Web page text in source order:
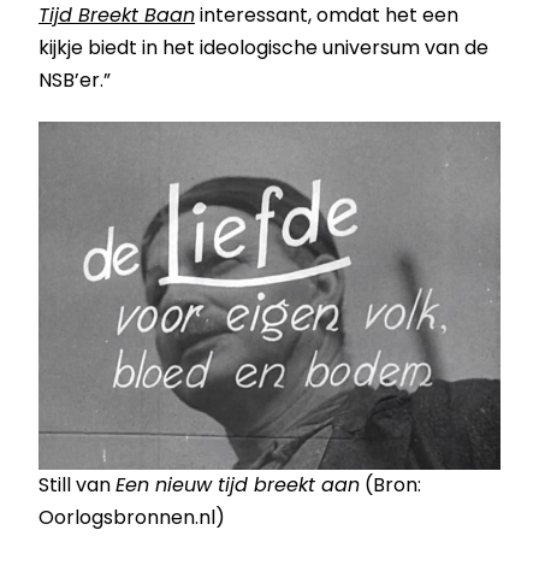
Tijd Breekt Baaninteressant, omdat het een
kijkje biedt in het ideologische universum van de
NSB’er.”
Still vanEen nieuw tijd breekt aan (Bron:
Oorlogsbronnen.nl)